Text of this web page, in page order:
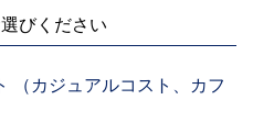
びください
カジュアルコスト、カフ